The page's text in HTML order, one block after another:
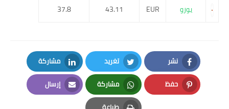
يورو
EUR
43.11
37.8
نشر
Facebook
تغريد
Twitter
مشاركة
LinkedIn
حفظ
Pinterest
مشاركة
Whatsapp
إرسال
Email